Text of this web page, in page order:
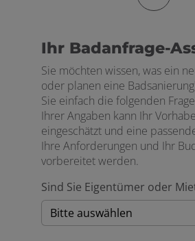
Ihr Badanfrage-
Sie möchten wissen, was ein
oder planen eine
Sie einfach die folgenden
Ihrer Angaben kann Ihr
eingeschätzt und eine
Ihre Anforderungen und Ihr
vorbereitet werden.
Sind Sie Eigentümer oder